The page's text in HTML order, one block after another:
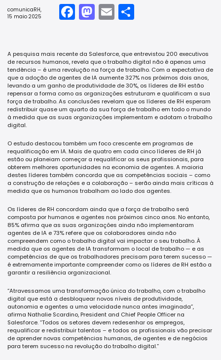
comunicaRH
15 maio 2025
Facebook
Mastodon
EmailShare
A pesquisa mais recente da Salesforce, que entrevistou 200 executivos
de recursos humanos, revela que o trabalho digital não é apenas uma
tendência – é uma revolução na força de trabalho. Com a expectativa de
que a adoção de agentes de IA aumente 327% nos próximos dois anos,
levando a um ganho de produtividade de 30%, os líderes de RH estão
repensar a forma como as organizações estruturam e qualificam a sua
força de trabalho. As conclusões revelam que os líderes de RH esperam
redistribuir quase um quarto da sua força de trabalho em todo o mundo
à medida que as suas organizações implementam e adotam o trabalho
digital.
O estudo destacou também um foco crescente em programas de
requalificação em IA. Mais de quatro em cada cinco líderes de RH já
estão ou planeiam começar a requalificar os seus profissionais, para
obterem melhores oportunidades na economia de agentes. A maioria
destes líderes também concorda que as competências sociais – como
a construção de relações e a colaboração – serão ainda mais críticas à
medida que os humanos trabalham ao lado dos agentes.
Os líderes de RH concordam ainda que a força de trabalho será
composta por humanos e agentes nos próximos cinco anos. No entanto,
85% afirma que as suas organizações ainda não implementaram
agentes de IA e 73% refere que os colaboradores ainda não
compreendem como o trabalho digital vai impactar o seu trabalho. À
medida que os agentes de IA transformam o local de trabalho — e as
competências de que os trabalhadores precisam para terem sucesso —
é extremamente importante compreender como os líderes de RH estão a
garantir a resiliência organizacional.
“Atravessamos uma transformação única do trabalho, com o trabalho
digital que está a desbloquear novos níveis de produtividade,
autonomia e agentes a uma velocidade nunca antes imaginada”,
afirma Nathalie Scardino, President and Chief People Officer na
Salesforce. “Todos os setores devem redesenhar os empregos,
requalificar e redistribuir talentos – e todos os profissionais vão precisar
de aprender novas competências humanas, de agentes e de negócios
para terem sucesso na revolução do trabalho digital.”